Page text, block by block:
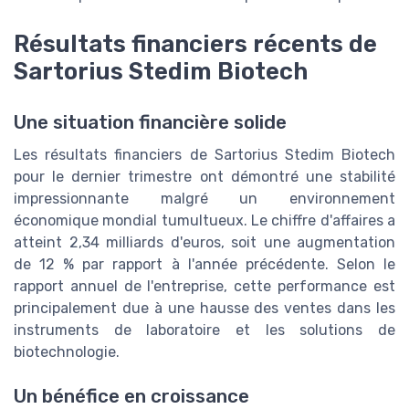
Résultats financiers récents de
Sartorius Stedim Biotech
Une situation financière solide
Les résultats financiers de Sartorius Stedim Biotech
pour le dernier trimestre ont démontré une stabilité
impressionnante malgré un environnement
économique mondial tumultueux. Le chiffre d'affaires a
atteint 2,34 milliards d'euros, soit une augmentation
de 12 % par rapport à l'année précédente. Selon le
rapport annuel de l'entreprise, cette performance est
principalement due à une hausse des ventes dans les
instruments de laboratoire et les solutions de
biotechnologie.
Un bénéfice en croissance